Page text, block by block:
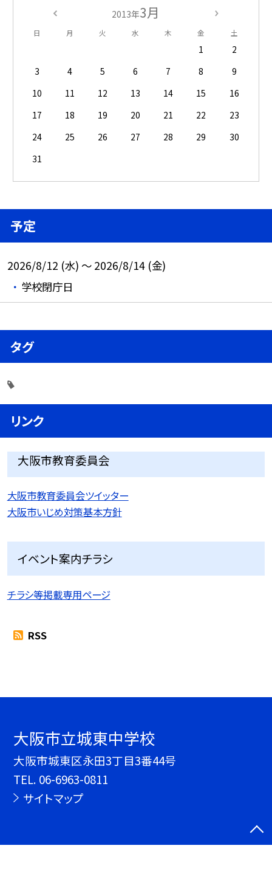
2013年3月
日 月 火 水 木 金 土
1
2
3
4 5 6 7 8
9
10
11 12 13 14 15
16
17
18 19 20 21 22
23
24
25 26 27 28 29
30
31
予定
2026/8/12 (水) ～ 2026/8/14 (金)
学校閉庁日
タグ
リンク
大阪市教育委員会
大阪市教育委員会ツイッター
大阪市いじめ対策基本方針
イベント案内チラシ
チラシ等掲載専用ページ
RSS
大阪市立城東中学校
大阪市城東区永田3丁目3番44号
TEL. 06-6963-0811
サイトマップ